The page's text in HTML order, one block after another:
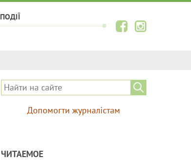
ПОДІЇ
Допомогти журналістам
ЧИТАЕМОЕ